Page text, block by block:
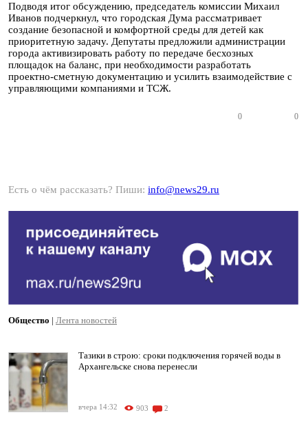
Подводя итог обсуждению, председатель комиссии Михаил
Иванов подчеркнул, что городская Дума рассматривает
создание безопасной и комфортной среды для детей как
приоритетную задачу. Депутаты предложили администрации
города активизировать работу по передаче бесхозных
площадок на баланс, при необходимости разработать
проектно-сметную документацию и усилить взаимодействие с
управляющими компаниями и ТСЖ.
0 0
Есть о чём рассказать? Пиши: info@news29.ru
Общество | Лента новостей
Тазики в строю: сроки подключения горячей воды в
Архангельске снова перенесли
вчера 14:32 903 2